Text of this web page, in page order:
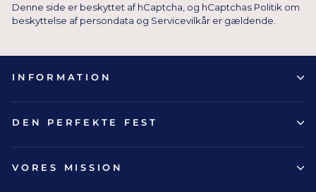
Denne side er beskyttet af hCaptcha, og hCaptchas Politik om
beskyttelse af persondata og Servicevilkår er gældende.
INFORMATION
DEN PERFEKTE FEST
VORES MISSION